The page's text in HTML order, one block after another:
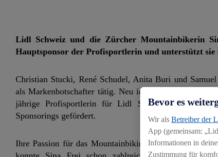
Lidl Schweiz und die Zürcher Mountainbikerin
Hauptsponsor der Profisportlerin und unterstützt
Christian Stucki, René Schudel, Anita Buri und
als Markenbotschafter tätig. Neu in diesem illustren
jährige Profisportlerin für Lidl Schweiz als
Sponsorings gefördert.
Ihre Passion für das Mountainbiking hat sie im 2009
Bevor es
Wir als Betreiber der
App (gemeinsam:
Informationen in
Zustimmung für